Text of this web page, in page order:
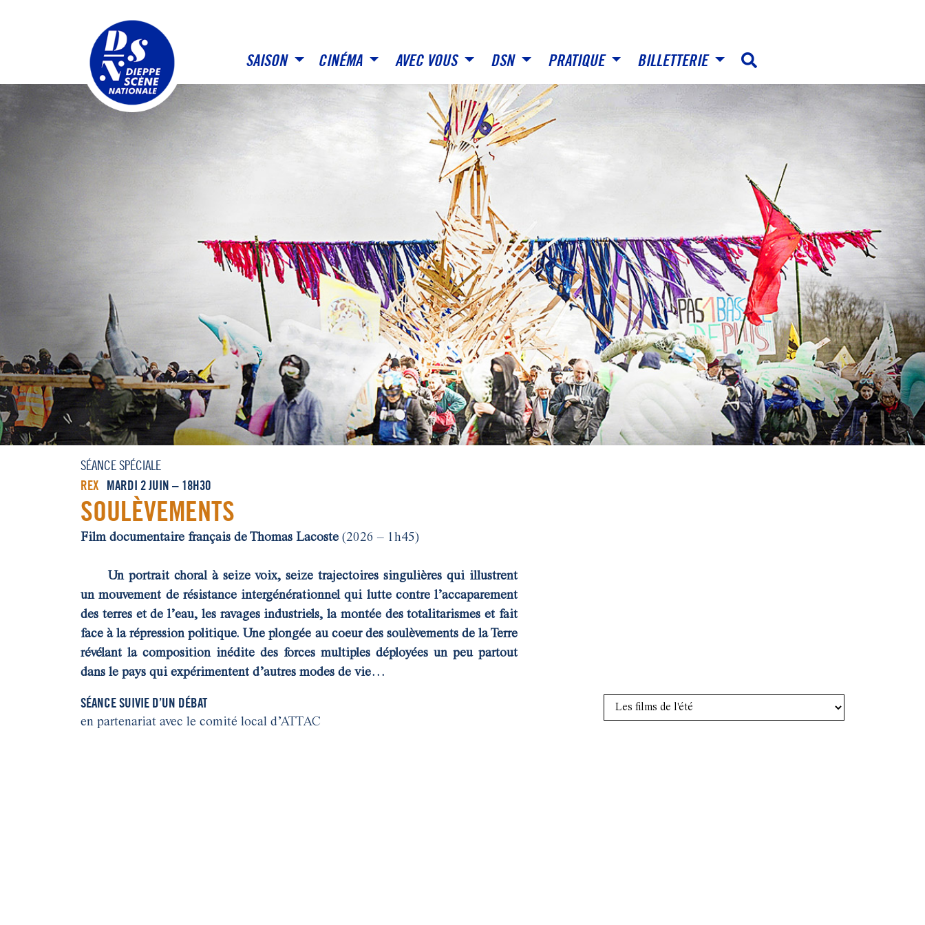
SAISON CINÉMA AVEC VOUS DSN PRATIQUE BILLETTERIE
SÉANCE SPÉCIALE
REX MARDI 2 JUIN – 18H30
SOULÈVEMENTS
Film documentaire français de Thomas Lacoste (2026 – 1h45)
Un portrait choral à seize voix, seize trajectoires singulières qui illustrent
un mouvement de résistance intergénérationnel qui lutte contre l’accaparement
des terres et de l’eau, les ravages industriels, la montée des totalitarismes et fait
face à la répression politique. Une plongée au coeur des soulèvements de la Terre
révélant la composition inédite des forces multiples déployées un peu partout
dans le pays qui expérimentent d’autres modes de vie…
SÉANCE SUIVIE D’UN DÉBAT
en partenariat avec le comité local d’ATTAC